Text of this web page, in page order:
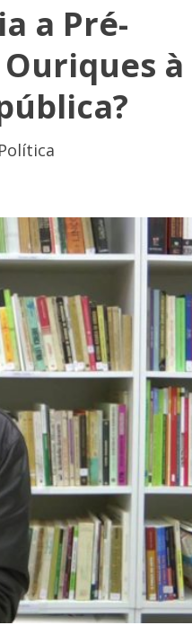
a Pré-
à
Política